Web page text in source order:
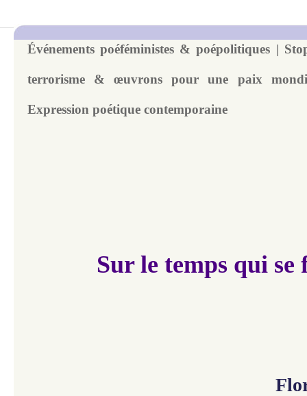
Événements poéféministes & poépolitiques |
terrorisme & œuvrons pour une paix
Expression poétique contemporaine
Sur le temps qui se